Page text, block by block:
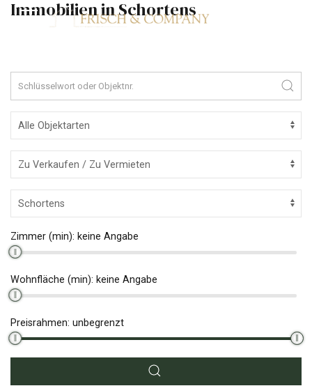
Immobilien in Schortens
Zimmer (min): keine Angabe
Wohnfläche (min): keine Angabe
Preisrahmen: unbegrenzt